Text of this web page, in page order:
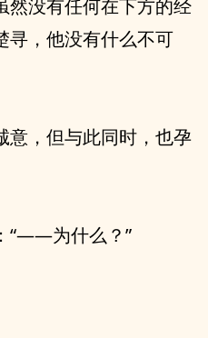
没有任何在下方的经
寻，他没有什么不可
意，但与此同时，也孕
“——为什么？”